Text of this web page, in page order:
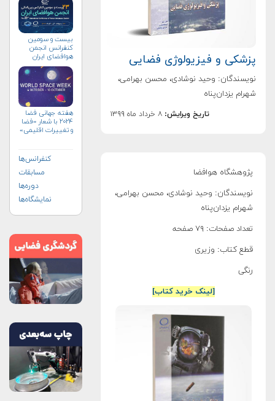
پزشکی و فیزیولوژی فضایی
نویسندگان: وحید نوشادی، محسن بهرامی،
شهرام یزدان‌پناه
تاریخ ویرایش: ۸ خرداد ماه ۱۳۹۹
پژوهشگاه هوافضا
نویسندگان: وحید نوشادی، محسن بهرامی،
شهرام یزدان‌پناه
تعداد صفحات: ۷۹ صفحه
قطع کتاب:‌ وزیری
رنگی
[لینک خرید کتاب]
بیست و سومین
کنفرانس انجمن
هوافضای ايران
هفته جهانی فضا
۲۰۲۴ با شعار «فضا
و تغییرات اقلیمی»
کنفرانس‌ها
مسابقات
دوره‌ها
نمایشگاه‌ها